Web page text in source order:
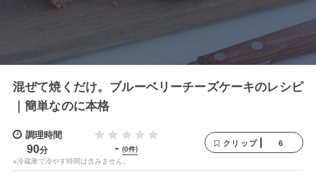
混ぜて焼くだけ。ブルーベリーチーズケーキのレシピ
｜簡単なのに本格
調理時間
90分
※冷蔵庫で冷やす時間は含みません。
- (0件)
クリップ 6